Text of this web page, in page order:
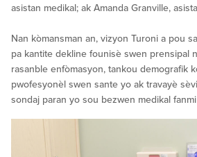
asistan medikal; ak Amanda Granville,
Nan kòmansman an, vizyon Turoni a pou
pa kantite dekline founisè swen prensipal
rasanble enfòmasyon, tankou demografik
pwofesyonèl swen sante yo ak travayè
sondaj paran yo sou bezwen medikal